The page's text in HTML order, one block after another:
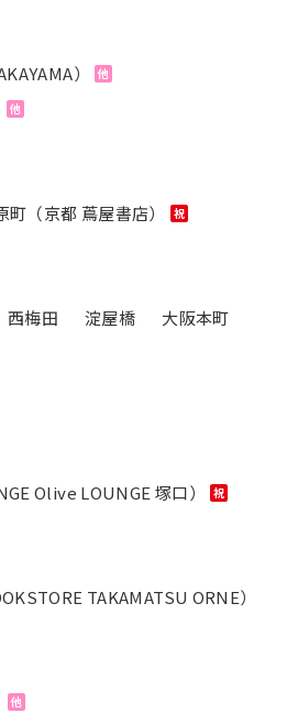
） 他
他
町（京都 蔦屋書店） 祝
西梅田 淀屋橋
大阪本町
Olive LOUNGE 塚口）
祝
TAKAMATSU ORNE）
他